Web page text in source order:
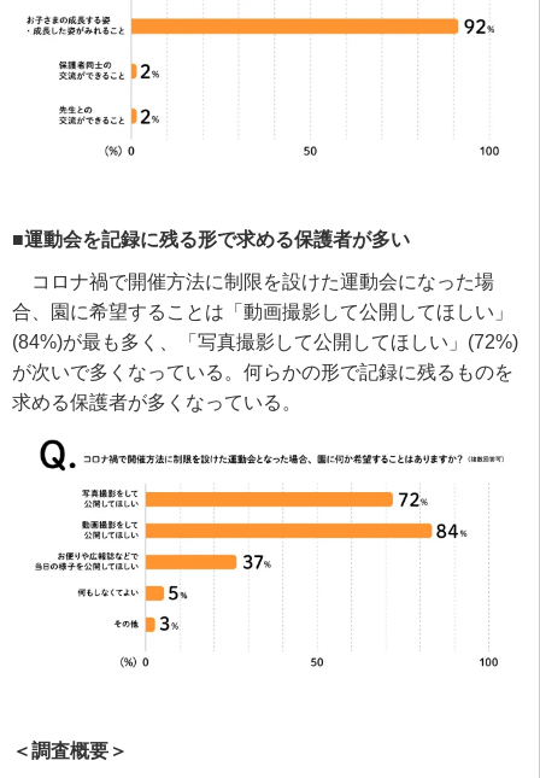
■運動会を記録に残る形で求める保護者が多い
コロナ禍で開催方法に制限を設けた運動会になった場
合、園に希望することは「動画撮影して公開してほしい」
(84%)が最も多く、「写真撮影して公開してほしい」 (72%)
が次いで多くなっている。何らかの形で記録に残るものを
求める保護者が多くなっている。
＜調査概要＞